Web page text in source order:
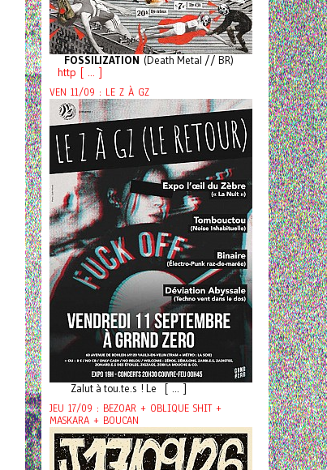
FOSSILIZATION (Death Metal // BR)
http [ ... ]
VEN 11/09 : LE Z À GZ
Zalut à tou.te.s ! Le [ ... ]
JEU 17/09 : BEZOAR + OBLIQUE SHIT +
MASKARA + BOUCAN